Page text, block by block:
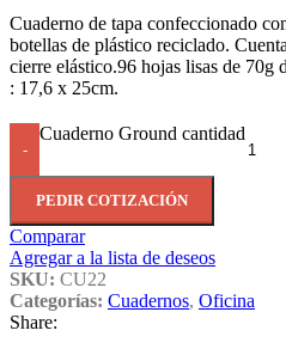
Cuaderno de tapa confeccionado
botellas de plástico reciclado.
cierre elástico.96 hojas lisas de 70g
: 17,6 x 25cm.
-
Cuaderno Ground cantidad
PEDIR COTIZACIÓN
Comparar
Agregar a la lista de deseos
SKU: CU22
Categorías: Cuadernos, Oficina
Share: